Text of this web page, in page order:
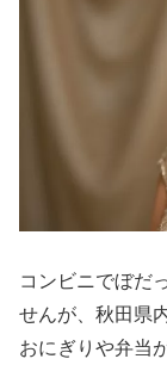
コンビニでぼだ
せんが、秋田県
おにぎりや弁当